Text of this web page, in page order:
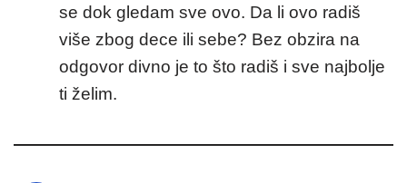
se dok gledam sve ovo. Da li ovo radiš
više zbog dece ili sebe? Bez obzira na
odgovor divno je to što radiš i sve najbolje
ti želim.